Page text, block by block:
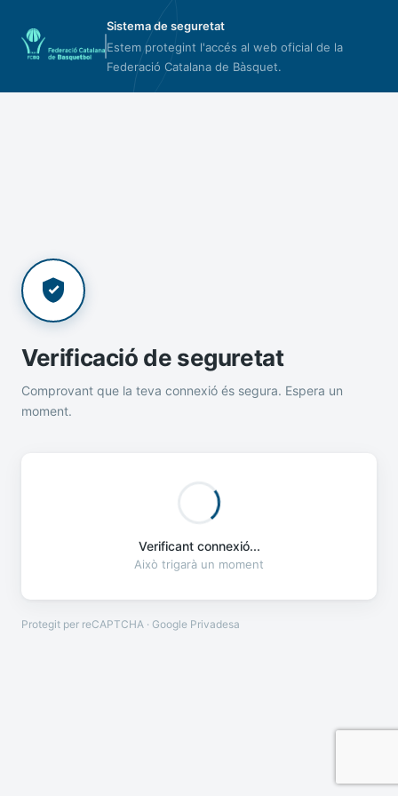
Sistema de seguretat
Estem protegint l'accés al web oficial de la
Federació Catalana de Bàsquet.
Verificació de seguretat
Comprovant que la teva connexió és segura. Espera un
moment.
Verificant connexió...
Això trigarà un moment
Protegit per reCAPTCHA · Google Privadesa